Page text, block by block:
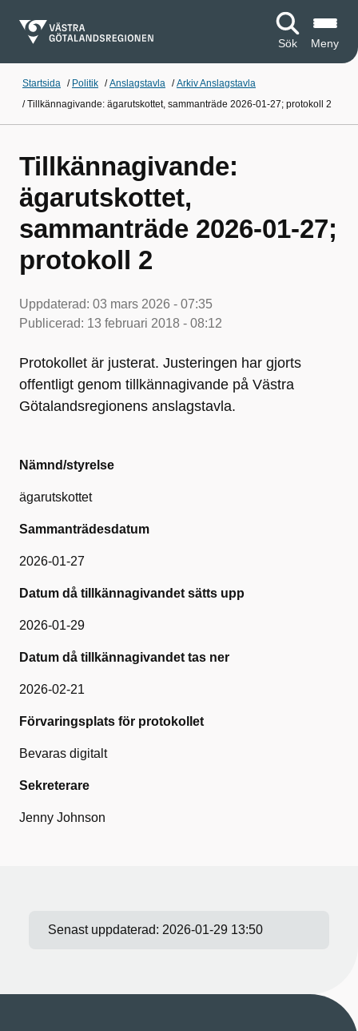
Sök Meny
Startsida / Politik /Anslagstavla /Arkiv Anslagstavla
/Tillkännagivande: ägarutskottet, sammanträde 2026-01-27; protokoll 2
Tillkännagivande:
ägarutskottet,
sammanträde 2026-01-27;
protokoll 2
Uppdaterad: 03 mars 2026 - 07:35
Publicerad: 13 februari 2018 - 08:12
Protokollet är justerat. Justeringen har gjorts
offentligt genom tillkännagivande på Västra
Götalandsregionens anslagstavla.
Nämnd/styrelse
ägarutskottet
Sammanträdesdatum
2026-01-27
Datum då tillkännagivandet sätts upp
2026-01-29
Datum då tillkännagivandet tas ner
2026-02-21
Förvaringsplats för protokollet
Bevaras digitalt
Sekreterare
Jenny Johnson
Senast uppdaterad: 2026-01-29 13:50